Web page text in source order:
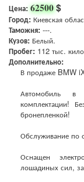
Цена:62500$
Город: Киевская
Таможня: ---.
Кузов: Белый.
Пробег: 112 тыс.
Дополнительно:
В продаже BMW
Автомобиль в
комплектации!
бронепленкой!
Обслуживание по
Оснащен
лошадиных сил,